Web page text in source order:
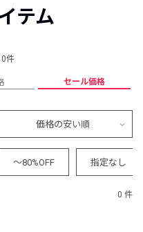
テム
0件
セール価格
価格の安い順
～80%OFF 指定なし
0 件